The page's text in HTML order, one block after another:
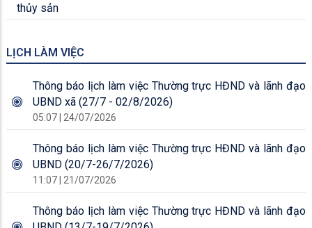
thủy sản
LỊCH LÀM VIỆC
Thông báo lịch làm việc Thường trực HĐND và lãnh đạo
UBND xã (27/7 - 02/8/2026)
05:07 | 24/07/2026
Thông báo lịch làm việc Thường trực HĐND và lãnh đạo
UBND (20/7-26/7/2026)
11:07 | 21/07/2026
Thông báo lịch làm việc Thường trực HĐND và lãnh đạo